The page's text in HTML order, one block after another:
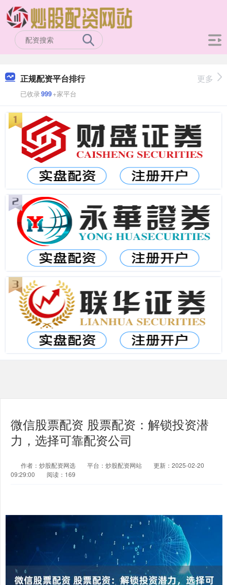
正规配资平台排行
已收录999+家平台
更多
微信股票配资 股票配资：解锁投资潜
力，选择可靠配资公司
作者：炒股配资网选 平台：炒股配资网站
更新：2025-02-20
09:29:00
阅读：169